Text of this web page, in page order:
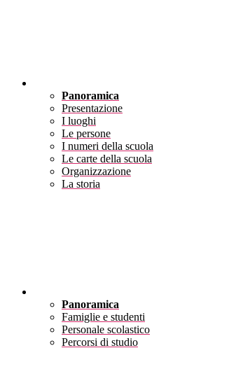
Panoramica
Presentazione
I luoghi
Le persone
I numeri della scuola
Le carte della scuola
Organizzazione
La storia
Panoramica
Famiglie e studenti
Personale scolastico
Percorsi di studio